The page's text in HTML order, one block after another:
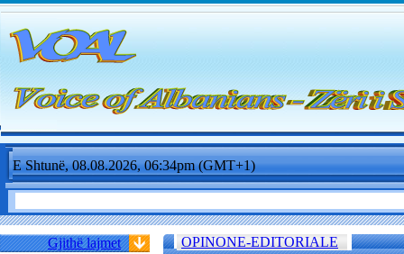
E Shtunë, 08.08.2026, 06:34pm (GMT+1)
Gjithë lajmet
OPINONE-EDITORIALE